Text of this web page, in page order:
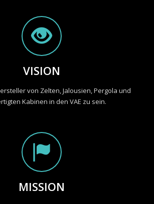
VISION
von Zelten, Jalousien, Pergola und
Kabinen in den VAE zu sein.
MISSION